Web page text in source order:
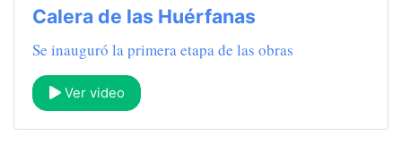
Calera de las Huérfanas
Se inauguró la primera etapa de las obras
Ver video